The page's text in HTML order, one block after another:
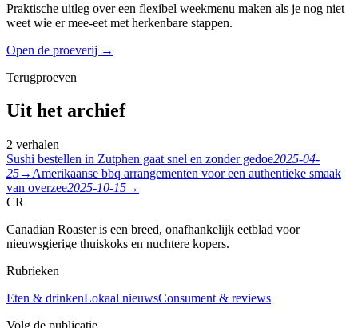
Praktische uitleg over een flexibel weekmenu maken als je nog niet
weet wie er mee-eet met herkenbare stappen.
Open de proeverij →
Terugproeven
Uit het archief
2 verhalen
Sushi bestellen in Zutphen gaat snel en zonder gedoe2025-04-
25→ Amerikaanse bbq arrangementen voor een authentieke smaak
van overzee2025-10-15→
CR
Canadian Roaster is een breed, onafhankelijk eetblad voor
nieuwsgierige thuiskoks en nuchtere kopers.
Rubrieken
Eten & drinkenLokaal nieuwsConsument & reviews